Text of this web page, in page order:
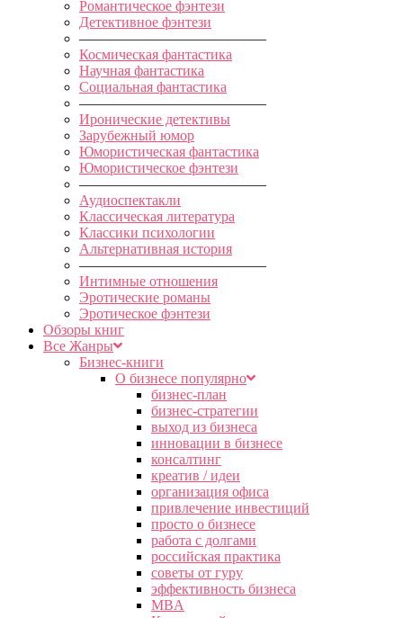
Романтическое фэнтези
Детективное фэнтези
—————————————
Космическая фантастика
Научная фантастика
Социальная фантастика
—————————————
Иронические детективы
Зарубежный юмор
Юмористическая фантастика
Юмористическое фэнтези
—————————————
Аудиоспектакли
Классическая литература
Классики психологии
Альтернативная история
—————————————
Интимные отношения
Эротические романы
Эротическое фэнтези
Обзоры книг
Все Жанры
Бизнес-книги
О бизнесе популярно
бизнес-план
бизнес-стратегии
выход из бизнеса
инновации в бизнесе
консалтинг
креатив / идеи
организация офиса
привлечение инвестиций
просто о бизнесе
работа с долгами
российская практика
советы от гуру
эффективность бизнеса
MBA